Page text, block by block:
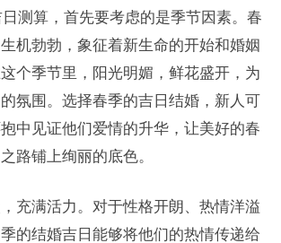
测算，首先要考虑的是季节因素。春
机勃勃，象征着新生命的开始和婚姻
个季节里，阳光明媚，鲜花盛开，为
氛围。选择春季的吉日结婚，新人可
中见证他们爱情的升华，让美好的春
路铺上绚丽的底色。
充满活力。对于性格开朗、热情洋溢
的结婚吉日能够将他们的热情传递给